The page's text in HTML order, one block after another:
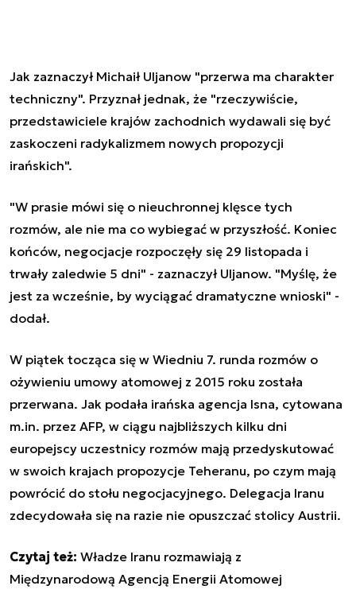
Jak zaznaczył Michaił Uljanow "przerwa ma charakter
techniczny". Przyznał jednak, że "rzeczywiście,
przedstawiciele krajów zachodnich wydawali się być
zaskoczeni radykalizmem nowych propozycji
irańskich".
"W prasie mówi się o nieuchronnej klęsce tych
rozmów, ale nie ma co wybiegać w przyszłość. Koniec
końców, negocjacje rozpoczęły się 29 listopada i
trwały zaledwie 5 dni" - zaznaczył Uljanow. "Myślę, że
jest za wcześnie, by wyciągać dramatyczne wnioski" -
dodał.
W piątek tocząca się w Wiedniu 7. runda rozmów o
ożywieniu umowy atomowej z 2015 roku została
przerwana. Jak podała irańska agencja Isna, cytowana
m.in. przez AFP, w ciągu najbliższych kilku dni
europejscy uczestnicy rozmów mają przedyskutować
w swoich krajach propozycje Teheranu, po czym mają
powrócić do stołu negocjacyjnego. Delegacja Iranu
zdecydowała się na razie nie opuszczać stolicy Austrii.
Czytaj też: Władze Iranu rozmawiają z
Międzynarodową Agencją Energii Atomowej